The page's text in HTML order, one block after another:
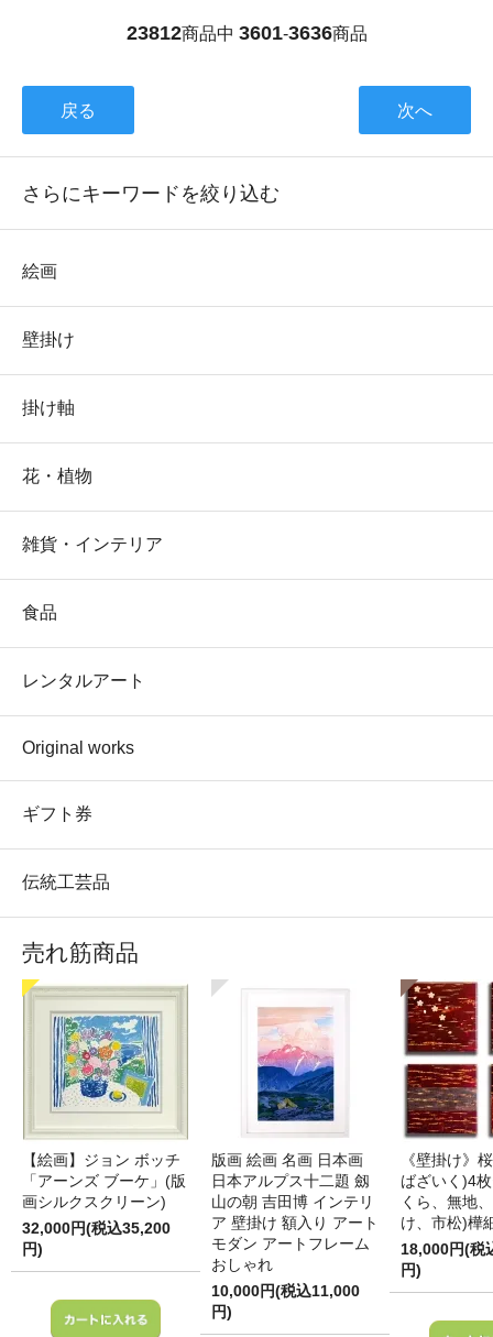
23812商品中 3601-3636商品
戻る 次へ
さらにキーワードを絞り込む
絵画
壁掛け
掛け軸
花・植物
雑貨・インテリア
食品
レンタルアート
Original works
ギフト券
伝統工芸品
売れ筋商品
【絵画】ジョン ボッチ
「アーンズ ブーケ」(版
画シルクスクリーン)
32,000円(税込35,200
円)
版画 絵画 名画 日本画
日本アルプス十二題 劔
山の朝 吉田博 インテリ
ア 壁掛け 額入り アート
モダン アートフレーム
おしゃれ
10,000円(税込11,000
円)
《壁掛け》
ばざいく)4
くら、無地
け、市松)樺
18,000円(税
円)